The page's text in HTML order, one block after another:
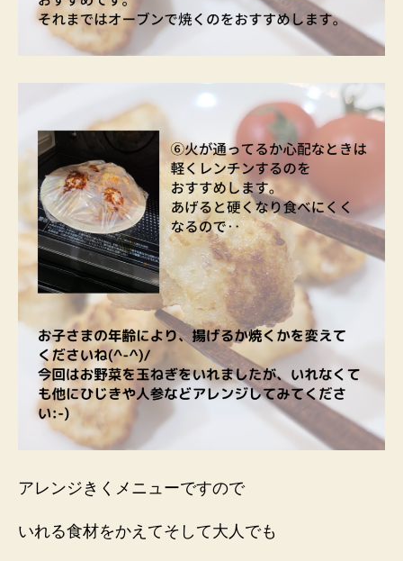
アレンジきくメニューですので
いれる食材をかえてそして大人でも